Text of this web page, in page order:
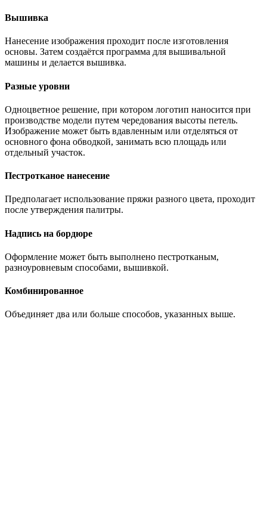
Вышивка
Нанесение изображения проходит после изготовления
основы. Затем создаётся программа для вышивальной
машины и делается вышивка.
Разные уровни
Одноцветное решение, при котором логотип наносится при
производстве модели путем чередования высоты петель.
Изображение может быть вдавленным или отделяться от
основного фона обводкой, занимать всю площадь или
отдельный участок.
Пестротканое нанесение
Предполагает использование пряжи разного цвета, проходит
после утверждения палитры.
Надпись на бордюре
Оформление может быть выполнено пестротканым,
разноуровневым способами, вышивкой.
Комбинированное
Объединяет два или больше способов, указанных выше.